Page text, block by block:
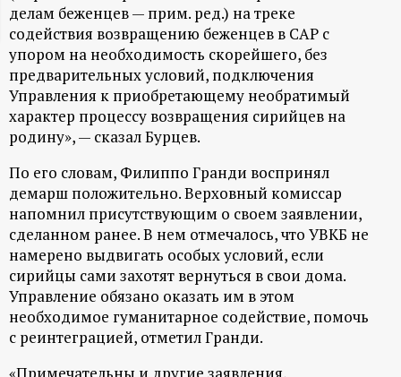
а
ц
и
о
н
н
ы
й
п
делам беженцев — прим. ред.) на треке
содействия возвращению беженцев в САР с
упором на необходимость скорейшего, без
предварительных условий, подключения
Управления к приобретающему необратимый
характер процессу возвращения сирийцев на
родину», — сказал Бурцев.
По его словам, Филиппо Гранди воспринял
демарш положительно. Верховный комиссар
напомнил присутствующим о своем заявлении,
сделанном ранее. В нем отмечалось, что УВКБ не
намерено выдвигать особых условий, если
сирийцы сами захотят вернуться в свои дома.
Управление обязано оказать им в этом
необходимое гуманитарное содействие, помочь
с реинтеграцией, отметил Гранди.